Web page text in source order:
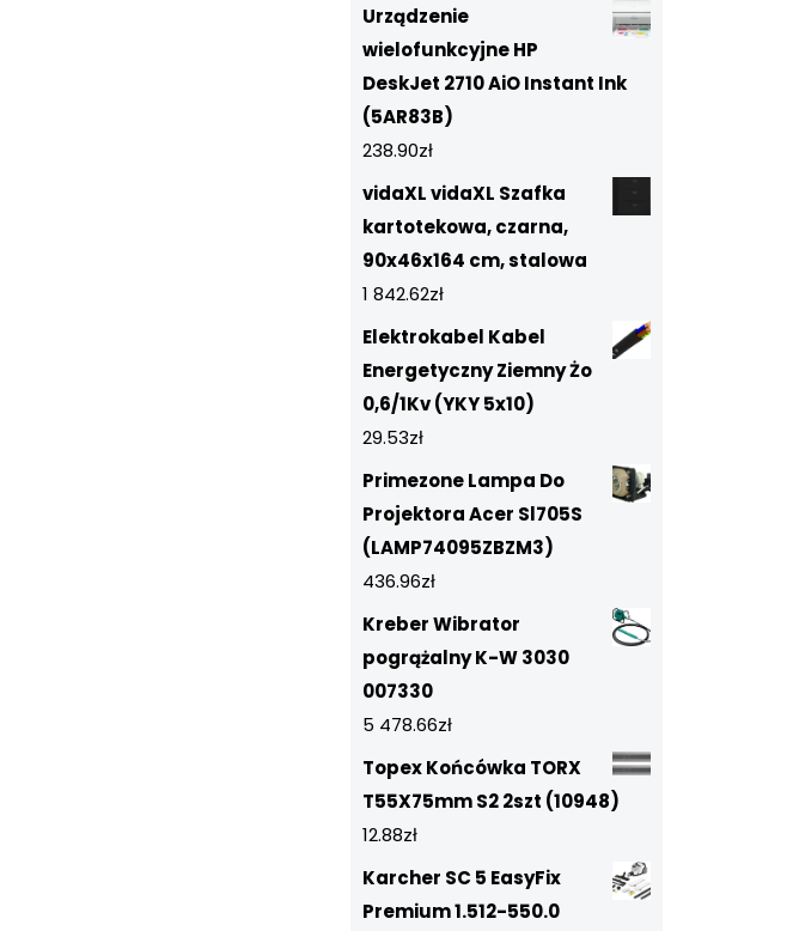
Urządzenie
wielofunkcyjne HP
DeskJet 2710 AiO Instant Ink
(5AR83B)
238.90zł
vidaXL vidaXL Szafka
kartotekowa, czarna,
90x46x164 cm, stalowa
1 842.62zł
Elektrokabel Kabel
Energetyczny Ziemny Żo
0,6/1Kv (YKY 5x10)
29.53zł
Primezone Lampa Do
Projektora Acer Sl705S
(LAMP74095ZBZM3)
436.96zł
Kreber Wibrator
pogrążalny K-W 3030
007330
5 478.66zł
Topex Końcówka TORX
T55X75mm S2 2szt (10948)
12.88zł
Karcher SC 5 EasyFix
Premium 1.512-550.0